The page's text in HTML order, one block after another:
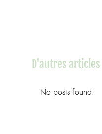
D'autres
No posts found.